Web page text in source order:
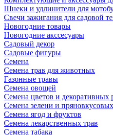
Шнеки и удлинители для
Свечи зажигания для садовой
Новогодние товары
Новогодние акссесуары
Садовый декор
Садовые фигуры
Семена
Семена трав для животных
Газонные травы
Семена овощей
Семена цветов и декоративных
Семена зелени и
Семена ягод и фруктов
Семена лекарственных трав
Семена табака